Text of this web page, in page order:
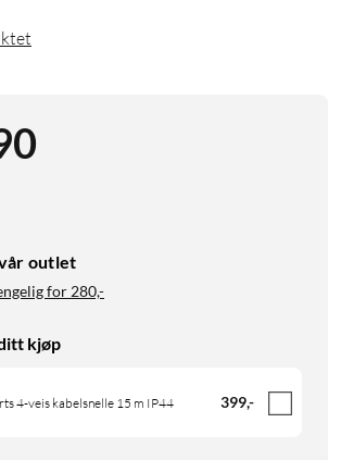
outlet
for280,-
kjøp
4-veis kabelsnelle 15 m IP44 399,-